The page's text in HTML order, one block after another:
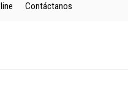
Contáctanos